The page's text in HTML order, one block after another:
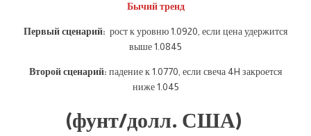
Бычий тренд
Первый сценарий: рост к уровню 1.0920, если цена удержится
выше 1.0845
Второй сценарий: падение к 1.0770, если свеча 4H закроется
ниже 1.045
(фунт/долл. США)